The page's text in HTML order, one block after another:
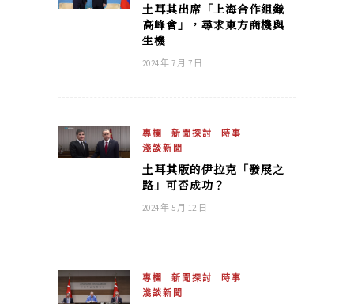
土耳其出席「上海合作組織
高峰會」，尋求東方商機與
生機
2024 年 7 月 7 日
專欄 新聞探討
時事
淺談新聞
土耳其版的伊拉克「發展之
路」可否成功？
2024 年 5 月 12 日
專欄 新聞探討
時事
淺談新聞